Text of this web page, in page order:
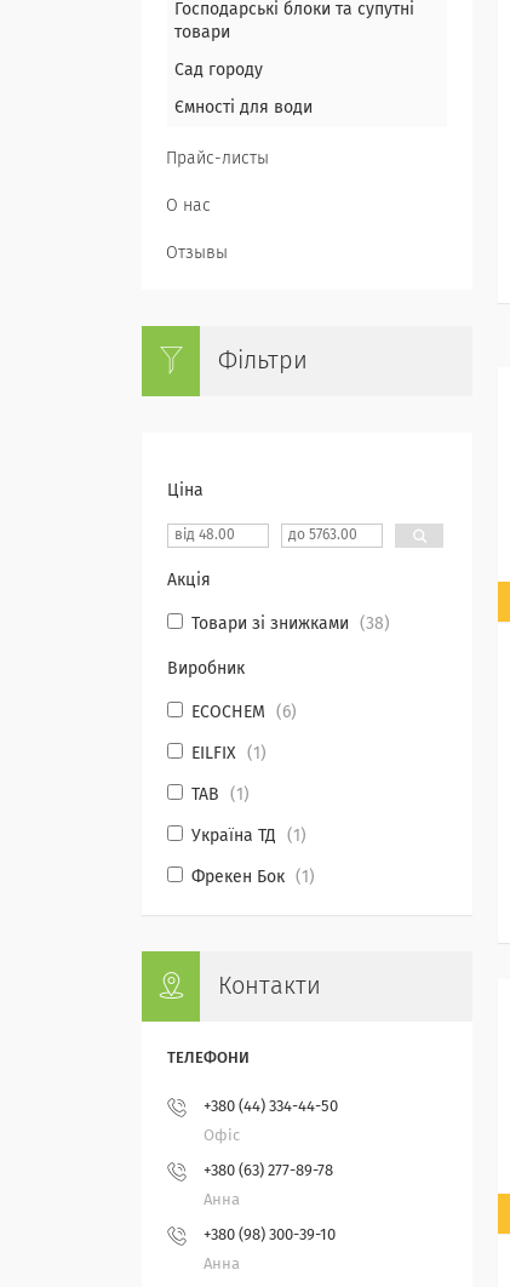
Господарські блоки та супутні
товари
Сад городу
Ємності для води
Прайс-листы
О нас
Отзывы
Фільтри
Ціна
Акція
Товари зі знижками 38
Виробник
ECOCHEM 6
EILFIX 1
TAB 1
Україна ТД 1
Фрекен Бок 1
Контакти
+380 (44) 334-44-50
Офіс
+380 (63) 277-89-78
Анна
+380 (98) 300-39-10
Анна